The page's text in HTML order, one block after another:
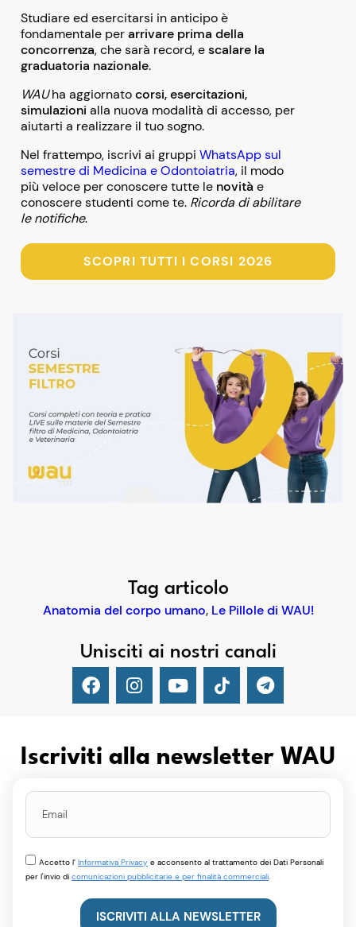
Studiare ed esercitarsi in anticipo è
fondamentale perarrivare prima della
concorrenza, che sarà record, escalare la
graduatoria nazionale.
WAUha aggiornatocorsi, esercitazioni,
simulazioni alla nuova modalità di accesso, per
aiutarti a realizzare il tuo sogno.
Nel frattempo, iscrivi ai gruppi WhatsApp sul
semestre di Medicina e Odontoiatria, il modo
più veloce per conoscere tutte le novità e
conoscere studenti come te. Ricorda di abilitare
le notifiche.
SCOPRI TUTTI I CORSI 2026
Tag articolo
Anatomia del corpo umano, Le Pillole di WAU!
Unisciti ai nostri canali
Iscriviti alla newsletter WAU
Accetto l’ Informativa Privacy e acconsento al trattamento dei Dati Personali
per l'invio di comunicazioni pubblicitarie e per finalità commerciali.
ISCRIVITI ALLA NEWSLETTER